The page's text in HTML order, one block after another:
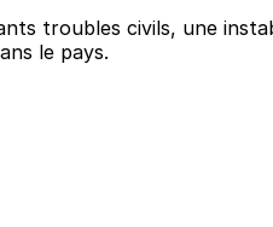
troubles civils, une
le pays.